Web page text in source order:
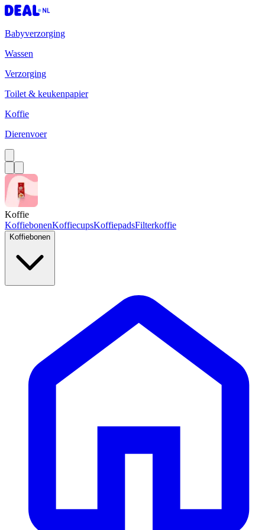
Babyverzorging
Wassen
Verzorging
Toilet & keukenpapier
Koffie
Dierenvoer
Koffie
KoffiebonenKoffiecupsKoffiepadsFilterkoffie
Koffiebonen